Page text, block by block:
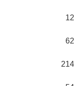
12
62
214